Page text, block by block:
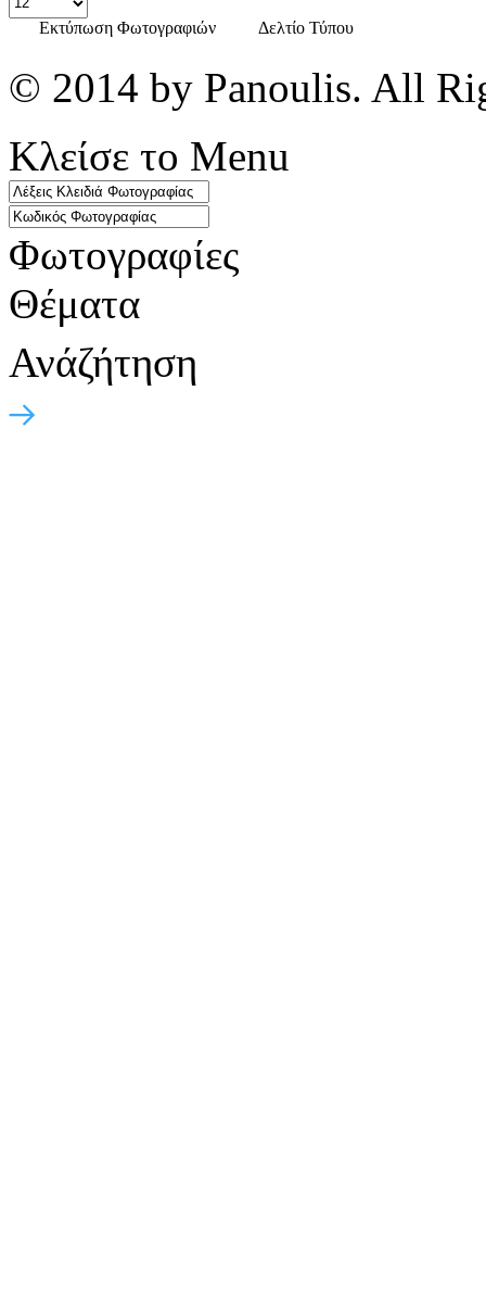
Εκτύπωση Φωτογραφιών Δελτίο Τύπου
© 2014 by Panoulis. All
Κλείσε το Menu
Φωτογραφίες
Θέματα
Ανάζήτηση